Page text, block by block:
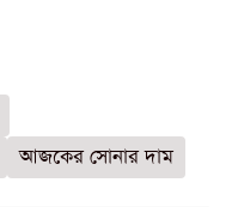
আজকের সোনার দাম